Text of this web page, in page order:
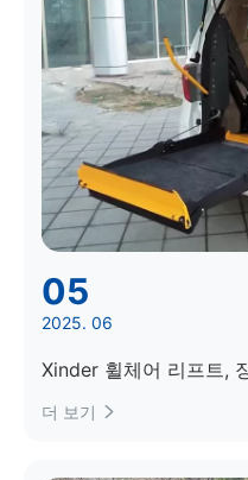
05
2025. 06
Xinder 휠체어 리프트,
더 보기 